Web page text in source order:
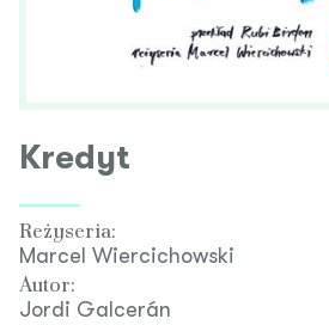
Kredyt
Reżyseria:
Marcel Wiercichowski
Autor:
Jordi Galcerán